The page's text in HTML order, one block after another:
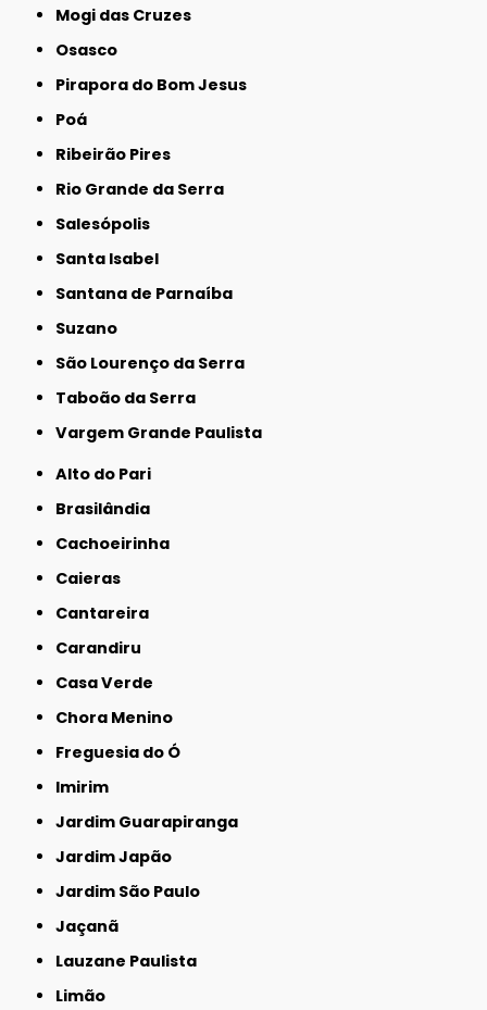
Mogi das Cruzes
Osasco
Pirapora do Bom Jesus
Poá
Ribeirão Pires
Rio Grande da Serra
Salesópolis
Santa Isabel
Santana de Parnaíba
Suzano
São Lourenço da Serra
Taboão da Serra
Vargem Grande Paulista
Alto do Pari
Brasilândia
Cachoeirinha
Caieras
Cantareira
Carandiru
Casa Verde
Chora Menino
Freguesia do Ó
Imirim
Jardim Guarapiranga
Jardim Japão
Jardim São Paulo
Jaçanã
Lauzane Paulista
Limão